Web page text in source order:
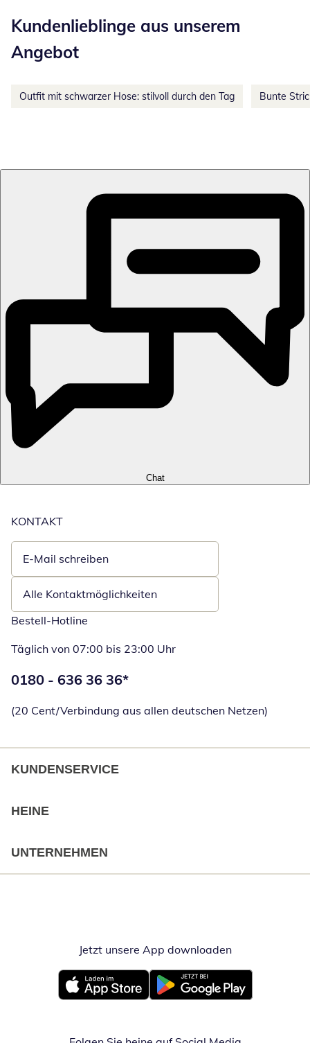
Kundenlieblinge aus unserem
Angebot
Outfit mit schwarzer Hose: stilvoll durch den Tag Bunte
Chat
KONTAKT
E-Mail schreiben
Öffnet E-Mail-Client
Alle Kontaktmöglichkeiten
Bestell-Hotline
Täglich von 07:00 bis 23:00 Uhr
Telefonnummer:
0180 - 636 36 36*
(20 Cent/Verbindung aus allen deutschen Netzen)
KUNDENSERVICE
HEINE
UNTERNEHMEN
Jetzt unsere App downloadenÖffnet in
Öffnet in neuem FensterÖffnet in neuem Fenster